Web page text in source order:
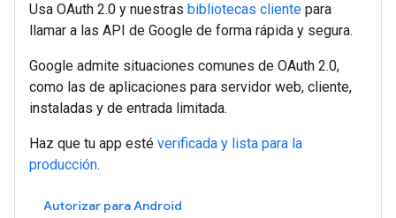
Usa OAuth 2.0 y nuestras bibliotecas cliente para
llamar a las API de Google de forma rápida y segura.
Google admite situaciones comunes de OAuth 2.0,
como las de aplicaciones para servidor web, cliente,
instaladas y de entrada limitada.
Haz que tu app esté verificada y lista para la
producción.
Autorizar para Android